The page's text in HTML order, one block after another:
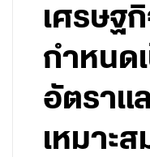
เศรษฐ
กำหนด
อัตราแ
เหมาะ